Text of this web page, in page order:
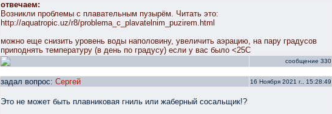
отвечаем:
Возникли проблемы с плавательным пузырём. Читать это:
http://aquatropic.uz/r8/problema_c_plavatelnim_puzirem.html
можно еще снизить уровень воды наполовину, увеличить аэрацию, на пару градусов
приподнять температуру (в день по градусу) если у вас было <25C
сообщение 330
задал вопрос: Сергей 16 Ноября 2021 г., 15:28:49
Это не может быть плавниковая гниль или жаберный сосальщик!?